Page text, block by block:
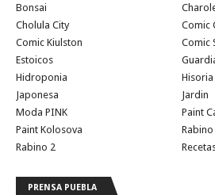
Bonsai
Cholula City
Comic
Comic Kiulston
Comic
Estoicos
Hidroponia
Japonesa
Jardin
Moda PINK
Paint
Paint Kolosova
Rabino
Rabino 2
PRENSA PUEBLA